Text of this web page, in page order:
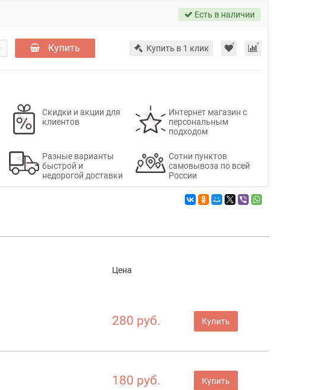
Есть в наличии
Купить Купить в 1 клик
Скидки и акции для
клиентов
Интернет магазин с
персональным
подходом
Разные варианты
быстрой и
недорогой доставки
Сотни пунктов
самовывоза по всей
России
Цена
280 руб. Купить
180 руб. Купить